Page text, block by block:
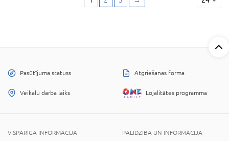
Pasūtījuma statuss Atgriešanas forma
Veikalu darba laiks Lojalitātes programma
VISPĀRĪGA INFORMĀCIJA
PALĪDZĪBA UN INFORMĀCIJA